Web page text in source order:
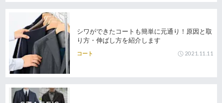
シワができたコートも簡単に元通り！原因と取
り方・伸ばし方を紹介します
コート 2021.11.11